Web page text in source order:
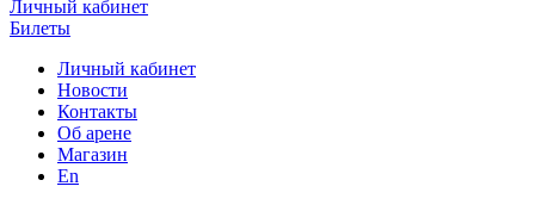
Личный кабинет
Билеты
Личный кабинет
Новости
Контакты
Об арене
Магазин
En